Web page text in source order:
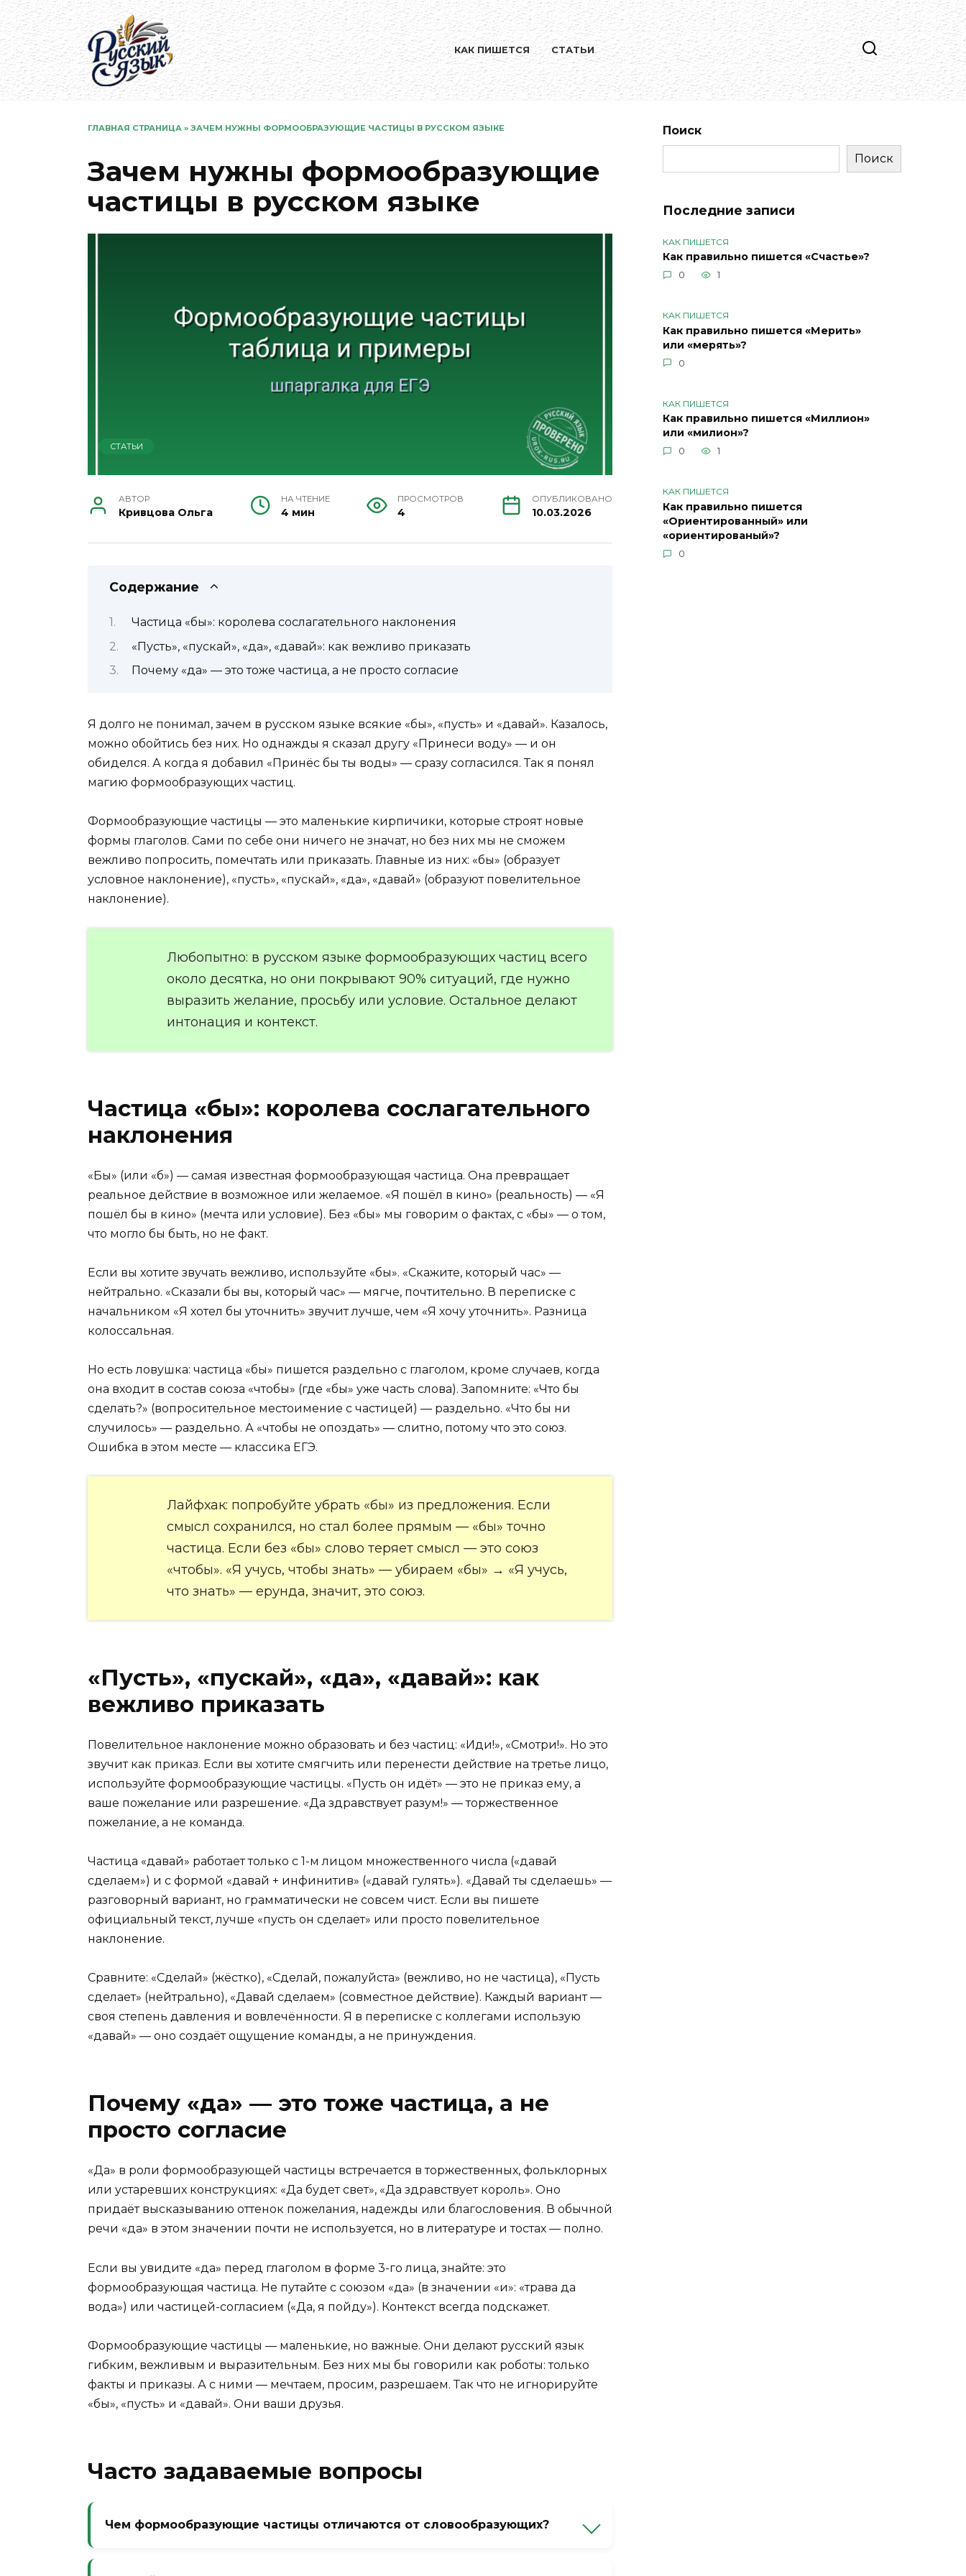
Перейти
к
содержанию
КАК ПИШЕТСЯ СТАТЬИ
ГЛАВНАЯ СТРАНИЦА » ЗАЧЕМ НУЖНЫ ФОРМООБРАЗУЮЩИЕ ЧАСТИЦЫ В РУССКОМ ЯЗЫКЕ
Зачем нужны формообразующие
частицы в русском языке
СТАТЬИ
АВТОР
Кривцова Ольга
НА ЧТЕНИЕ
4 мин
ПРОСМОТРОВ
4
ОПУБЛИКОВАНО
10.03.2026
Содержание
Частица «бы»: королева сослагательного наклонения
«Пусть», «пускай», «да», «давай»: как вежливо приказать
Почему «да» — это тоже частица, а не просто согласие
Я долго не понимал, зачем в русском языке всякие «бы», «пусть» и «давай». Казалось,
можно обойтись без них. Но однажды я сказал другу «Принеси воду» — и он
обиделся. А когда я добавил «Принёс бы ты воды» — сразу согласился. Так я понял
магию формообразующих частиц.
Формообразующие частицы — это маленькие кирпичики, которые строят новые
формы глаголов. Сами по себе они ничего не значат, но без них мы не сможем
вежливо попросить, помечтать или приказать. Главные из них: «бы» (образует
условное наклонение), «пусть», «пускай», «да», «давай» (образуют повелительное
наклонение).
Любопытно: в русском языке формообразующих частиц всего
около десятка, но они покрывают 90% ситуаций, где нужно
выразить желание, просьбу или условие. Остальное делают
интонация и контекст.
Частица «бы»: королева сослагательного
наклонения
«Бы» (или «б») — самая известная формообразующая частица. Она превращает
реальное действие в возможное или желаемое. «Я пошёл в кино» (реальность) — «Я
пошёл бы в кино» (мечта или условие). Без «бы» мы говорим о фактах, с «бы» — о том,
что могло бы быть, но не факт.
Если вы хотите звучать вежливо, используйте «бы». «Скажите, который час» —
нейтрально. «Сказали бы вы, который час» — мягче, почтительно. В переписке с
начальником «Я хотел бы уточнить» звучит лучше, чем «Я хочу уточнить». Разница
колоссальная.
Но есть ловушка: частица «бы» пишется раздельно с глаголом, кроме случаев, когда
она входит в состав союза «чтобы» (где «бы» уже часть слова). Запомните: «Что бы
сделать?» (вопросительное местоимение с частицей) — раздельно. «Что бы ни
случилось» — раздельно. А «чтобы не опоздать» — слитно, потому что это союз.
Ошибка в этом месте — классика ЕГЭ.
Лайфхак: попробуйте убрать «бы» из предложения. Если
смысл сохранился, но стал более прямым — «бы» точно
частица. Если без «бы» слово теряет смысл — это союз
«чтобы». «Я учусь, чтобы знать» — убираем «бы» → «Я учусь,
что знать» — ерунда, значит, это союз.
«Пусть», «пускай», «да», «давай»: как
вежливо приказать
Повелительное наклонение можно образовать и без частиц: «Иди!», «Смотри!». Но это
звучит как приказ. Если вы хотите смягчить или перенести действие на третье лицо,
используйте формообразующие частицы. «Пусть он идёт» — это не приказ ему, а
ваше пожелание или разрешение. «Да здравствует разум!» — торжественное
пожелание, а не команда.
Частица «давай» работает только с 1-м лицом множественного числа («давай
сделаем») и с формой «давай + инфинитив» («давай гулять»). «Давай ты сделаешь» —
разговорный вариант, но грамматически не совсем чист. Если вы пишете
официальный текст, лучше «пусть он сделает» или просто повелительное
наклонение.
Сравните: «Сделай» (жёстко), «Сделай, пожалуйста» (вежливо, но не частица), «Пусть
сделает» (нейтрально), «Давай сделаем» (совместное действие). Каждый вариант —
своя степень давления и вовлечённости. Я в переписке с коллегами использую
«давай» — оно создаёт ощущение команды, а не принуждения.
Почему «да» — это тоже частица, а не
просто согласие
«Да» в роли формообразующей частицы встречается в торжественных, фольклорных
или устаревших конструкциях: «Да будет свет», «Да здравствует король». Оно
придаёт высказыванию оттенок пожелания, надежды или благословения. В обычной
речи «да» в этом значении почти не используется, но в литературе и тостах — полно.
Если вы увидите «да» перед глаголом в форме 3-го лица, знайте: это
формообразующая частица. Не путайте с союзом «да» (в значении «и»: «трава да
вода») или частицей-согласием («Да, я пойду»). Контекст всегда подскажет.
Формообразующие частицы — маленькие, но важные. Они делают русский язык
гибким, вежливым и выразительным. Без них мы бы говорили как роботы: только
факты и приказы. А с ними — мечтаем, просим, разрешаем. Так что не игнорируйте
«бы», «пусть» и «давай». Они ваши друзья.
Часто задаваемые вопросы
Чем формообразующие частицы отличаются от словообразующих?
Поиск
Поиск
Последние записи
КАК ПИШЕТСЯ
Как правильно пишется «Счастье»?
0 1
КАК ПИШЕТСЯ
Как правильно пишется «Мерить»
или «мерять»?
0
КАК ПИШЕТСЯ
Как правильно пишется «Миллион»
или «милион»?
0 1
КАК ПИШЕТСЯ
Как правильно пишется
«Ориентированный» или
«ориентированый»?
0